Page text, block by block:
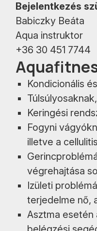
Bejelentkezés
Babiczky Beáta
Aqua instruktor
+36 30 451 7744
Kondicionális
Keringési
Fogyni
illetve a
végrehajtása
Izületi
terjedelme nő,
Asztma esetén